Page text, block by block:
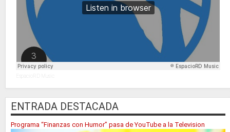
ENTRADA DESTACADA
Programa “Finanzas con Humor” pasa de YouTube a la Television